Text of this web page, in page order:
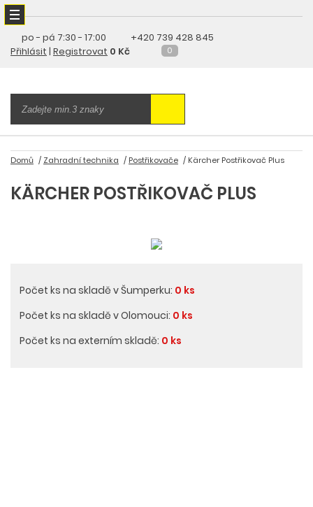
po - pá 7:30 - 17:00
+420 739 428 845
Přihlásit | Registrovat 0 Kč 0
Domů Zahradní technika Postřikovače Kärcher Postřikovač Plus
KÄRCHER POSTŘIKOVAČ PLUS
Počet ks na skladě v Šumperku: 0 ks
Počet ks na skladě v Olomouci: 0 ks
Počet ks na externím skladě: 0 ks